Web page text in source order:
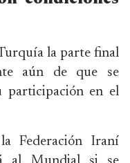
la parte final
aún de que se
participación en el
Federación Iraní